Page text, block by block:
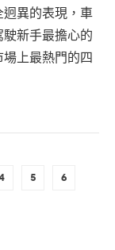
異的表現，車
新手最擔心的
上最熱門的四
5 6